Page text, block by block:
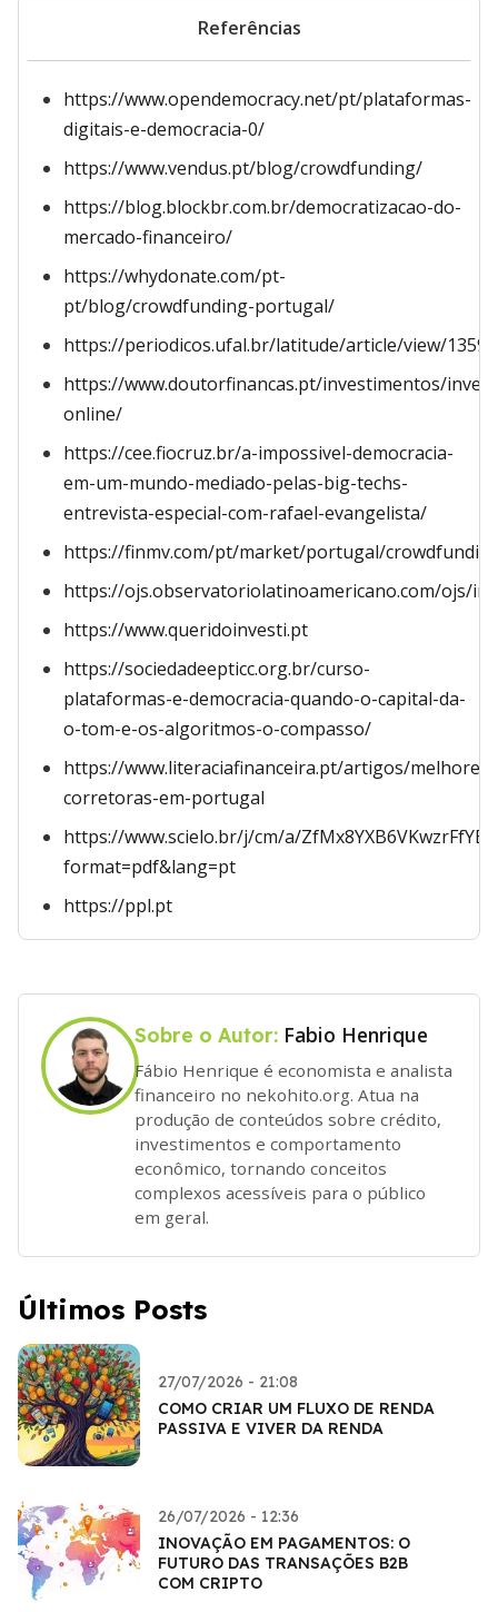
Referências
https://www.opendemocracy.net/pt/plataformas-
digitais-e-democracia-0/
https://www.vendus.pt/blog/crowdfunding/
https://blog.blockbr.com.br/democratizacao-do-
mercado-financeiro/
https://whydonate.com/pt-
pt/blog/crowdfunding-portugal/
https://periodicos.ufal.br/latitude/article/view/13594
https://www.doutorfinancas.pt/investimentos/
online/
https://cee.fiocruz.br/a-impossivel-democracia-
em-um-mundo-mediado-pelas-big-techs-
entrevista-especial-com-rafael-evangelista/
https://finmv.com/pt/market/portugal/
https://ojs.observatoriolatinoamericano.com/ojs/
https://www.queridoinvesti.pt
https://sociedadeepticc.org.br/curso-
plataformas-e-democracia-quando-o-capital-da-
o-tom-e-os-algoritmos-o-compasso/
https://www.literaciafinanceira.pt/artigos/melhores-
corretoras-em-portugal
https://www.scielo.br/j/cm/a/
format=pdf&lang=pt
https://ppl.pt
Sobre o Autor: Fabio Henrique
Fábio Henrique é economista e analista
financeiro no nekohito.org. Atua na
produção de conteúdos sobre crédito,
investimentos e comportamento
econômico, tornando conceitos
complexos acessíveis para o público
em geral.
Últimos Posts
27/07/2026 - 21:08
COMO CRIAR UM FLUXO DE RENDA
PASSIVA E VIVER DA RENDA
26/07/2026 - 12:36
INOVAÇÃO EM PAGAMENTOS: O
FUTURO DAS TRANSAÇÕES B2B
COM CRIPTO